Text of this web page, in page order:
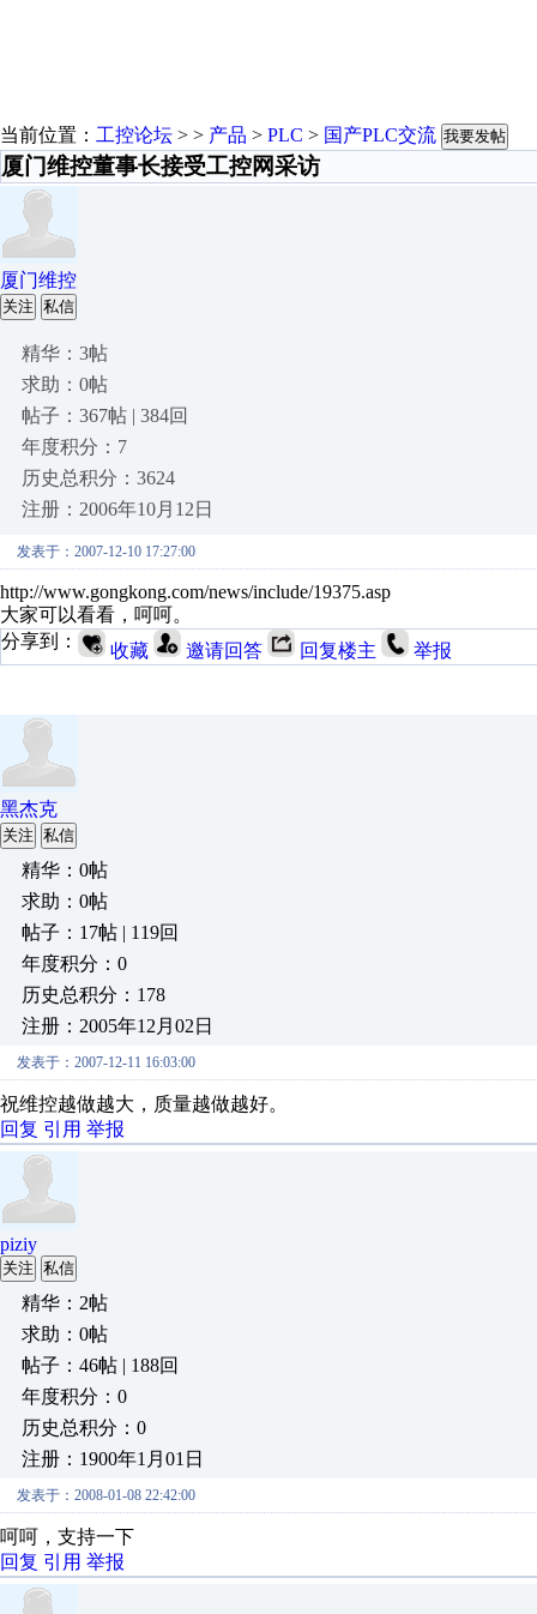
当前位置： 工控论坛 > > 产品 > PLC > 国产PLC交流 我要发帖
厦门维控董事长接受工控网采访
厦门维控
关注 私信
精华：3帖
求助：0帖
帖子：367帖 | 384回
年度积分：7
历史总积分：3624
注册：2006年10月12日
发表于：2007-12-10 17:27:00
http://www.gongkong.com/news/include/19375.asp
大家可以看看，呵呵。
分享到：
收藏 邀请回答 回复楼主 举报
黑杰克
关注 私信
精华：0帖
求助：0帖
帖子：17帖 | 119回
年度积分：0
历史总积分：178
注册：2005年12月02日
发表于：2007-12-11 16:03:00
祝维控越做越大，质量越做越好。
回复 引用 举报
piziy
关注 私信
精华：2帖
求助：0帖
帖子：46帖 | 188回
年度积分：0
历史总积分：0
注册：1900年1月01日
发表于：2008-01-08 22:42:00
呵呵，支持一下
回复 引用 举报